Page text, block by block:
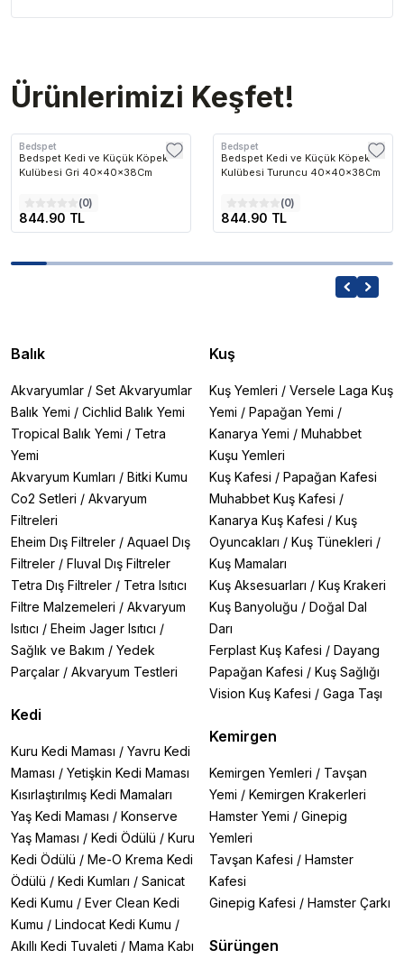
Ürünlerimizi Keşfet!
Bedspet
Bedspet Kedi ve Küçük Köpek
Kulübesi Gri 40x40x38Cm
(0)
844.90 TL
Bedspet
Bedspet Kedi ve Küçük Köpek
Kulübesi Turuncu 40x40x38Cm
(0)
844.90 TL
Balık
Akvaryumlar / Set Akvaryumlar
Balık Yemi / Cichlid Balık Yemi
Tropical Balık Yemi / Tetra
Yemi
Akvaryum Kumları / Bitki Kumu
Co2 Setleri / Akvaryum
Filtreleri
Eheim Dış Filtreler / Aquael Dış
Filtreler / Fluval Dış Filtreler
Tetra Dış Filtreler / Tetra Isıtıcı
Filtre Malzemeleri / Akvaryum
Isıtıcı / Eheim Jager Isıtıcı /
Sağlık ve Bakım / Yedek
Parçalar / Akvaryum Testleri
Kedi
Kuru Kedi Maması / Yavru Kedi
Maması / Yetişkin Kedi Maması
Kısırlaştırılmış Kedi Mamaları
Yaş Kedi Maması / Konserve
Yaş Maması / Kedi Ödülü / Kuru
Kedi Ödülü / Me-O Krema Kedi
Ödülü / Kedi Kumları / Sanicat
Kedi Kumu / Ever Clean Kedi
Kumu / Lindocat Kedi Kumu /
Akıllı Kedi Tuvaleti / Mama Kabı
Kuş
Kuş Yemleri / Versele Laga Kuş
Yemi / Papağan Yemi /
Kanarya Yemi / Muhabbet
Kuşu Yemleri
Kuş Kafesi / Papağan Kafesi
Muhabbet Kuş Kafesi /
Kanarya Kuş Kafesi / Kuş
Oyuncakları / Kuş Tünekleri /
Kuş Mamaları
Kuş Aksesuarları / Kuş Krakeri
Kuş Banyoluğu / Doğal Dal
Darı
Ferplast Kuş Kafesi / Dayang
Papağan Kafesi / Kuş Sağlığı
Vision Kuş Kafesi / Gaga Taşı
Kemirgen
Kemirgen Yemleri / Tavşan
Yemi / Kemirgen Krakerleri
Hamster Yemi / Ginepig
Yemleri
Tavşan Kafesi / Hamster
Kafesi
Ginepig Kafesi / Hamster Çarkı
Sürüngen